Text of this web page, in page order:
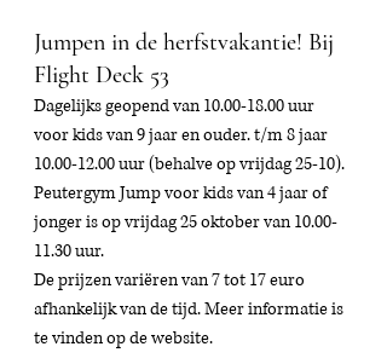
Jumpen in de herfstvakantie! Bij
Flight Deck 53
Dagelijks geopend van 10.00-18.00 uur
voor kids van 9 jaar en ouder. t/m 8 jaar
10.00-12.00 uur (behalve op vrijdag 25-10).
Peutergym Jump voor kids van 4 jaar of
jonger is op vrijdag 25 oktober van 10.00-
11.30 uur.
De prijzen variëren van 7 tot 17 euro
afhankelijk van de tijd. Meer informatie is
te vinden op de website.